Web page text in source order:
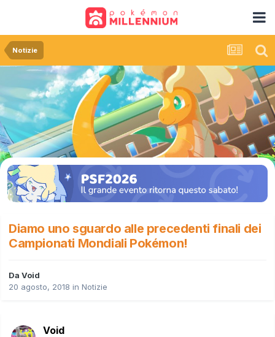
Notizie
Diamo uno sguardo alle precedenti finali dei
Campionati Mondiali Pokémon!
Da Void
20 agosto, 2018 in Notizie
Void